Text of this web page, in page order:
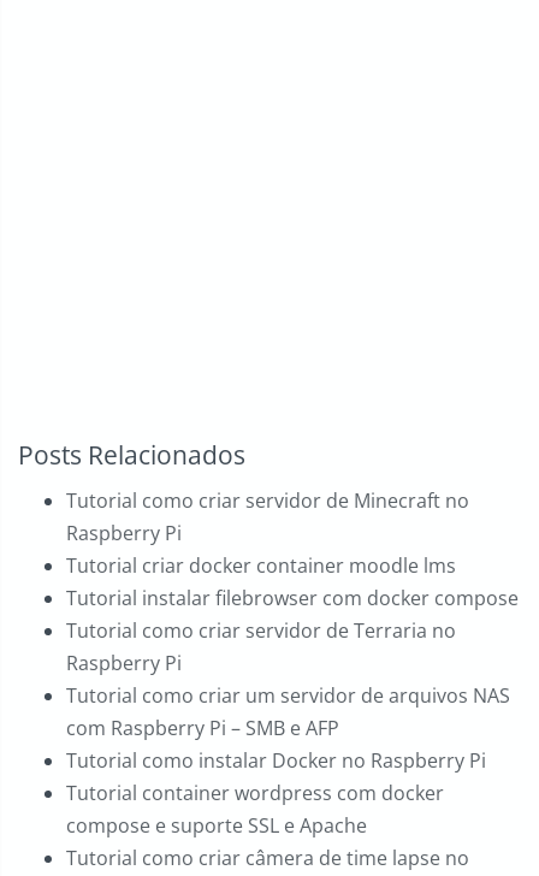
Posts Relacionados
Tutorial como criar servidor de Minecraft no
Raspberry Pi
Tutorial criar docker container moodle lms
Tutorial instalar filebrowser com docker compose
Tutorial como criar servidor de Terraria no
Raspberry Pi
Tutorial como criar um servidor de arquivos NAS
com Raspberry Pi – SMB e AFP
Tutorial como instalar Docker no Raspberry Pi
Tutorial container wordpress com docker
compose e suporte SSL e Apache
Tutorial como criar câmera de time lapse no